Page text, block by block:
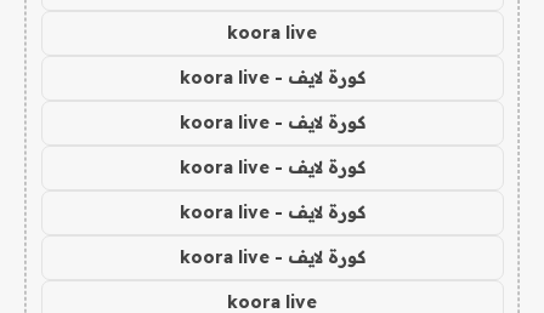
koora live
كورة لايف - koora live
كورة لايف - koora live
كورة لايف - koora live
كورة لايف - koora live
كورة لايف - koora live
koora live